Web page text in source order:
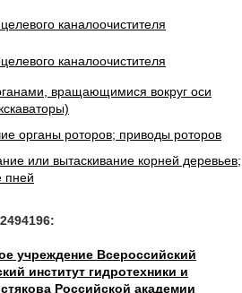
вращающимися вокруг оси
органы роторов; приводы роторов
или вытаскивание корней деревьев;
пней
учреждение Всероссийский
институт гидротехники и
Российской академии